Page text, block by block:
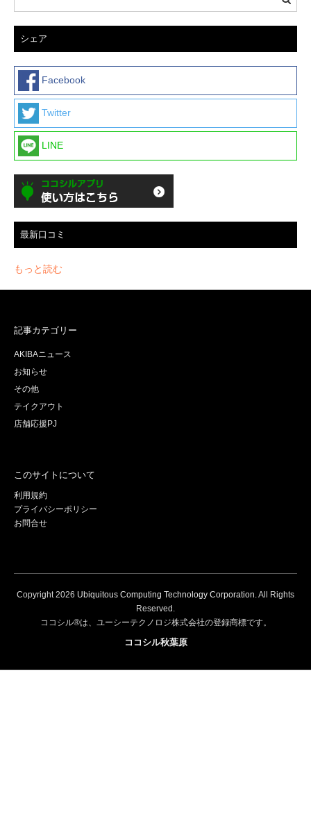
シェア
Facebook
Twitter
LINE
最新口コミ
もっと読む
記事カテゴリー
AKIBAニュース
お知らせ
その他
テイクアウト
店舗応援PJ
このサイトについて
利用規約
プライバシーポリシー
お問合せ
Copyright2026 Ubiquitous Computing Technology Corporation. All Rights
Reserved.
ココシル®は、ユーシーテクノロジ株式会社の登録商標です。
ココシル秋葉原